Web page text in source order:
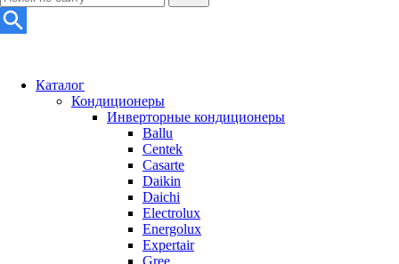
Каталог
Кондиционеры
Инверторные кондиционеры
Ballu
Centek
Casarte
Daikin
Daichi
Electrolux
Energolux
Expertair
Gree